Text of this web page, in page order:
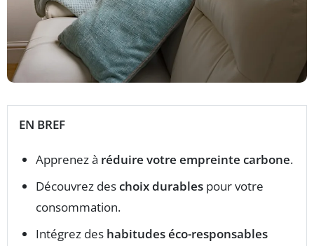
EN BREF
Apprenez à réduire votre empreinte carbone.
Découvrez deschoix durables pour votre
consommation.
Intégrez des habitudes éco-responsables